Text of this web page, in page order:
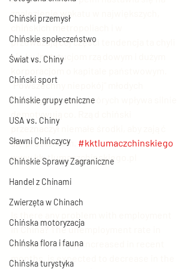
Chiński przemysł
Chińskie społeczeństwo
Świat vs. Chiny
Chiński sport
Chińskie grupy etniczne
USA vs. Chiny
Sławni Chińczycy
Chińskie Sprawy Zagraniczne
Handel z Chinami
Zwierzęta w Chinach
Chińska motoryzacja
Chińska flora i fauna
Chińska turystyka
znalezienie wakatu w największych,
chińskich metropoliach i w
przeważającej części tendencja ta chyli
się ku instytucjom rządowym i dużym
"Powszechny niepokój" młodych
Chińczyków na niektórych wpływa silnie
przeznaczył niemałe środki, aby zająć
się problemem. #kktlumaczchinskiego
www.kk-tlumaczchinskiego.pl
in China? The unemployment rate in
China, which has increased in recent
months, is expected to decrease in the